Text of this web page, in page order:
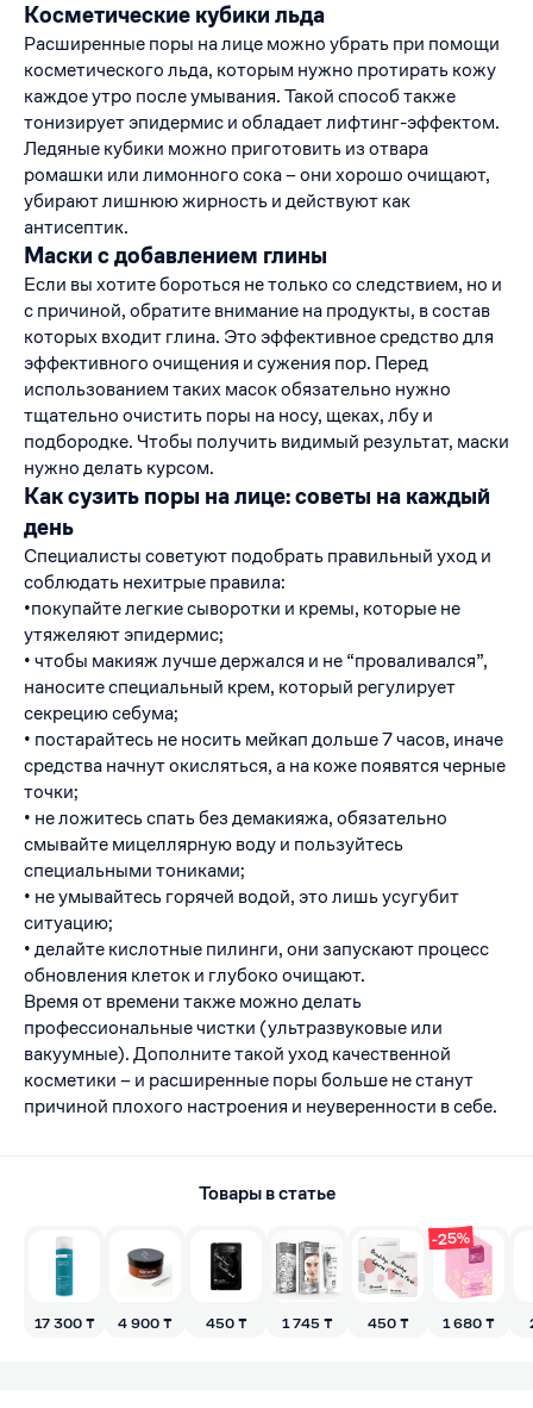
Косметические кубики льда
Расширенные поры на лице можно убрать при помощи
косметического льда, которым нужно протирать кожу
каждое утро после умывания. Такой способ также
тонизирует эпидермис и обладает лифтинг-эффектом.
Ледяные кубики можно приготовить из отвара
ромашки или лимонного сока – они хорошо очищают,
убирают лишнюю жирность и действуют как
антисептик.
Маски с добавлением глины
Если вы хотите бороться не только со следствием, но и
с причиной, обратите внимание на продукты, в состав
которых входит глина. Это эффективное средство для
эффективного очищения и сужения пор. Перед
использованием таких масок обязательно нужно
тщательно очистить поры на носу, щеках, лбу и
подбородке. Чтобы получить видимый результат, маски
нужно делать курсом.
Как сузить поры на лице: советы на каждый
день
Специалисты советуют подобрать правильный уход и
соблюдать нехитрые правила:
•покупайте легкие сыворотки и кремы, которые не
утяжеляют эпидермис;
• чтобы макияж лучше держался и не “проваливался”,
наносите специальный крем, который регулирует
секрецию себума;
• постарайтесь не носить мейкап дольше 7 часов, иначе
средства начнут окисляться, а на коже появятся черные
точки;
• не ложитесь спать без демакияжа, обязательно
смывайте мицеллярную воду и пользуйтесь
специальными тониками;
• не умывайтесь горячей водой, это лишь усугубит
ситуацию;
• делайте кислотные пилинги, они запускают процесс
обновления клеток и глубоко очищают.
Время от времени также можно делать
профессиональные чистки (ультразвуковые или
вакуумные). Дополните такой уход качественной
косметики – и расширенные поры больше не станут
причиной плохого настроения и неуверенности в себе.
Товары в статье
17 300 ₸ 4 900 ₸ 450 ₸ 1 745 ₸ 450 ₸
-25%
1 680 ₸